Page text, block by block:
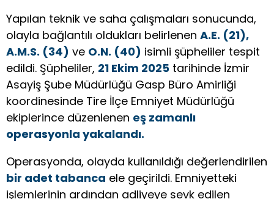
Yapılan teknik ve saha çalışmaları sonucunda,
olayla bağlantılı oldukları belirlenen A.E. (21),
A.M.S. (34) ve O.N. (40) isimli şüpheliler tespit
edildi. Şüpheliler, 21 Ekim 2025 tarihinde İzmir
Asayiş Şube Müdürlüğü Gasp Büro Amirliği
koordinesinde Tire İlçe Emniyet Müdürlüğü
ekiplerince düzenlenen eş zamanlı
operasyonla yakalandı.
Operasyonda, olayda kullanıldığı değerlendirilen
bir adet tabanca ele geçirildi. Emniyetteki
işlemlerinin ardından adliyeye sevk edilen